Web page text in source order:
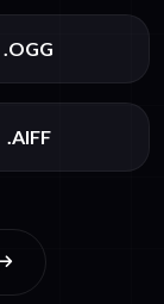
.OGG
.AIFF